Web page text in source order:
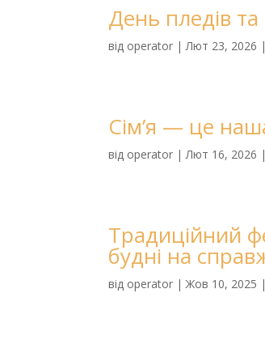
День пледів
від operator |Лют 23, 2026 |
Сім’я — це
від operator |Лют 16, 2026 |
Традиційний
будні на
від operator |Жов 10, 2025 |